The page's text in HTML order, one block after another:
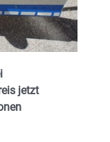
jetzt